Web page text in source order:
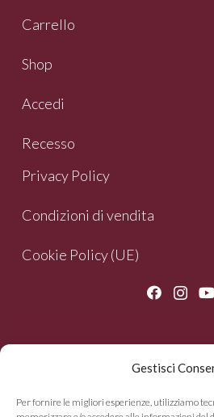
Gestisci
Per fornire le migliori esperienze, utilizziamo
Carrello
Shop
Accedi
Recesso
Privacy Policy
Condizioni di vendita
Cookie Policy (UE)